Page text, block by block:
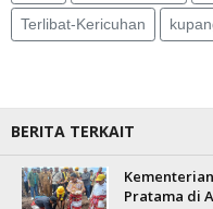
Terlibat-Kericuhan
BERITA TERKAIT
Pratama di